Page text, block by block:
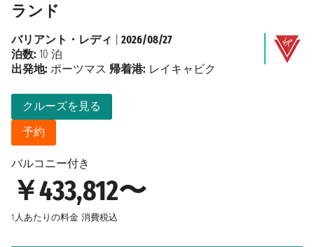
ランド
バルコニー付き
￥433,812〜
1人あたりの料金 消費税込
クルーズを見る
予約
バリアント・レディ
2026/08/27
泊数: 10 泊
出発地: ポーツマス 帰着港: レイキャビク